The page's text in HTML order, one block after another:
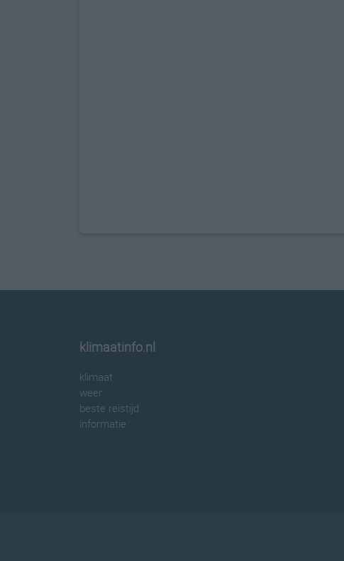
klimaatinfo.nl
klimaat
weer
beste reistijd
informatie